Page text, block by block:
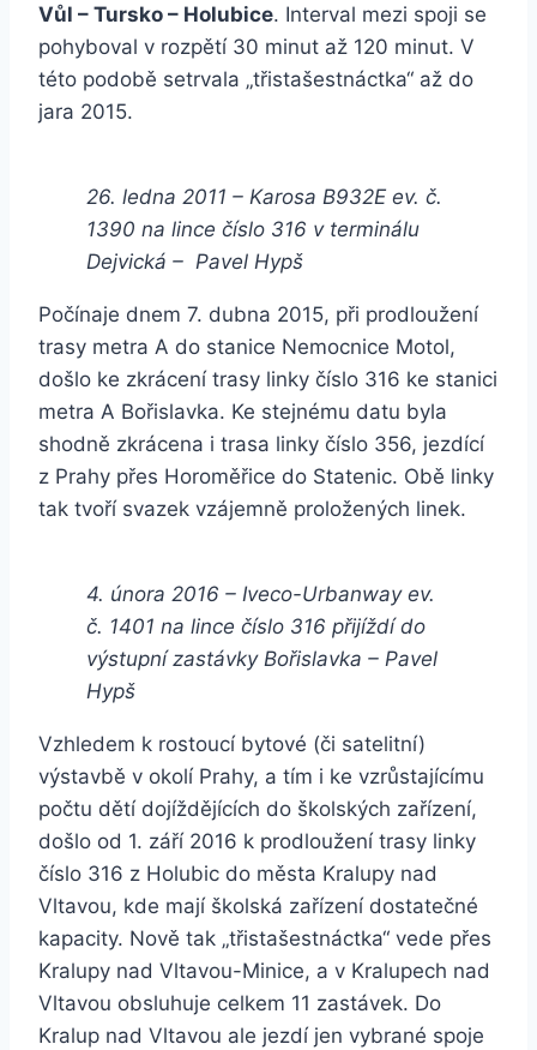
Vůl – Tursko – Holubice. Interval mezi spoji se
pohyboval v rozpětí 30 minut až 120 minut. V
této podobě setrvala „třistašestnáctka“ až do
jara 2015.
26. ledna 2011 – Karosa B932E ev. č.
1390 na lince číslo 316 v terminálu
Dejvická – Pavel Hypš
Počínaje dnem 7. dubna 2015, při prodloužení
trasy metra A do stanice Nemocnice Motol,
došlo ke zkrácení trasy linky číslo 316 ke stanici
metra A Bořislavka. Ke stejnému datu byla
shodně zkrácena i trasa linky číslo 356, jezdící
z Prahy přes Horoměřice do Statenic. Obě linky
tak tvoří svazek vzájemně proložených linek.
4. února 2016 – Iveco-Urbanway ev.
č. 1401 na lince číslo 316 přijíždí do
výstupní zastávky Bořislavka – Pavel
Hypš
Vzhledem k rostoucí bytové (či satelitní)
výstavbě v okolí Prahy, a tím i ke vzrůstajícímu
počtu dětí dojíždějících do školských zařízení,
došlo od 1. září 2016 k prodloužení trasy linky
číslo 316 z Holubic do města Kralupy nad
Vltavou, kde mají školská zařízení dostatečné
kapacity. Nově tak „třistašestnáctka“ vede přes
Kralupy nad Vltavou-Minice, a v Kralupech nad
Vltavou obsluhuje celkem 11 zastávek. Do
Kralup nad Vltavou ale jezdí jen vybrané spoje